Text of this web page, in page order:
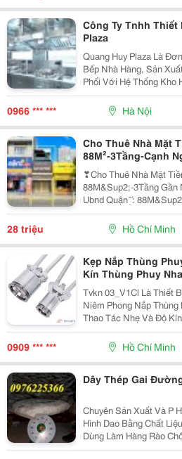
Công Ty Tnhh Thiết
Plaza
Quang Huy Plaza Là
Bếp Nhà Hàng, Sản
Phối Với Hệ Thống Kho
Tốt Nhất. - Website: Https://Quanghuyplaza.com/ -
Fanpage: Https://
0966 *** *** Hà Nội
Cho Thuê Nhà Mặt
88M²-3Tầng-Cạnh
❣Cho Thuê Nhà Mặt
88M&Sup2;-3Tầng Gần Ngã Tư - Cạnh Công Viên,
Ubnd Quận ̣̂ ́:
264M&Sup2; ̂́ ̂́: 1 Trệt 2 Lầu , St Thích Hợp:
Spa-Thẩm Mỹ,Nails,
28 triệu Hồ Chí Minh
Kẹp Nắp Thùng
Kín Thùng Phuy
Tvkn 03_V1Cl Là Thiết
Niêm Phong Nắp
Thao Tác Nhẹ Và Độ
Nghiên Cứu Và Sản
Nghiệp Cần Tối Ưu
Trong...
0909 *** *** Hồ Chí Minh
Dây Thép Gai
Chuyên Sản Xuất Và P
Hình Dao Bằng Chất
Dùng Làm Hàng Rào
Nghiệp, Biệt Thự,